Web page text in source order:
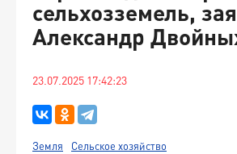
сельхозземель,
Александр
23.07.2025 17:42:23
Земля
Сельское хозяйство